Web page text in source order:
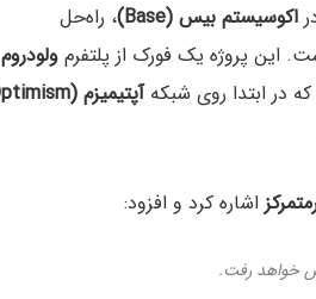
اکوسیستم بیس (Base)
، راه‌حل
این پروژه یک فورک از پلتفرم ولودروم
در ابتدا روی شبکهآپتیمیزم (Optimism)
اشاره کرد و افزود:
خواهد رفت.